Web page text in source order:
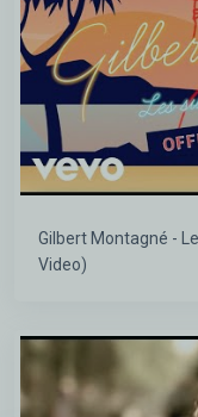
Gilbert Montagné -
Video)